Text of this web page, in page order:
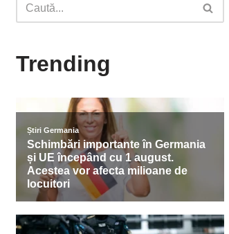
Trending